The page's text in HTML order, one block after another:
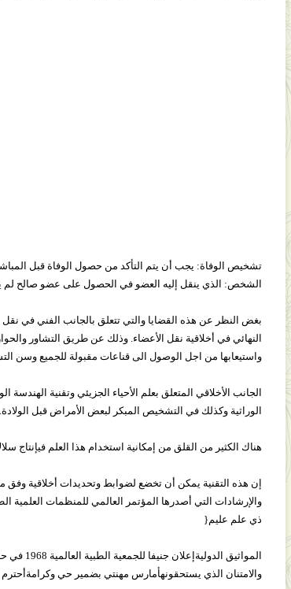
تشخيص الوفاة: يجب أن يتم التأكد من حصول الوفاة قبل
الشخص: الذي ينقل إليه العضو في الحصول على عضو صالح لم
بغض النظر عن هذه القضايا والتي تتعلق بالجانب الفني في
النهائي في أخلاقية نقل الأعضاء. وذلك عن طريق التشاور
واستيعابها من اجل الوصول الى قناعات مقبولة للجميع وسن
الجانب الأخلاقي المتعلق بعلم الأحياء الجزيئي وتقنية
الوراثية وكذلك في التشخيص المبكر لبعض الأمراض قبل الولادة.
هناك الكثير من القلق من إمكانية استخدام هذا العلم فيإنتاج
إن هذه التقنية يمكن أن تخضع لضوابط وتحديدات أخلاقية وفق
والإرشادات التي أصدرها المؤتمر العالمي للمنظمات
ذي علم عليم{
والامتنان الذي يستحقونهأمارس مهنتي بضمير حي وكرامةأحترم